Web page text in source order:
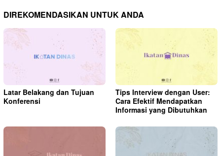
DIREKOMENDASIKAN UNTUK ANDA
Latar Belakang dan Tujuan
Konferensi
Tips Interview dengan User:
Cara Efektif Mendapatkan
Informasi yang Dibutuhkan